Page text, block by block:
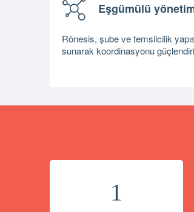
Eşgümülü
Rönesis, şube ve temsilcilik
sunarak koordinasyonu
1